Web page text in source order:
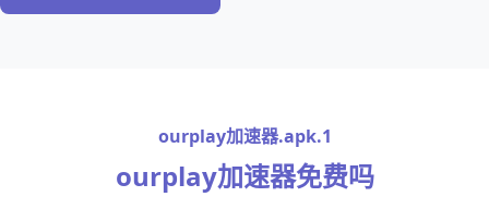
ourplay加速器.apk.1
ourplay加速器免费吗